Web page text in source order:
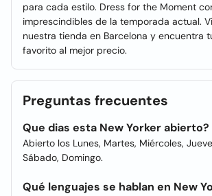
para cada estilo. Dress for the Moment
imprescindibles de la temporada actual.
nuestra tienda en Barcelona y encuentra
favorito al mejor precio.
Preguntas frecuentes
Que dias esta New Yorker abierto?
Abierto los Lunes, Martes, Miércoles,
Sábado, Domingo.
Qué lenguajes se hablan en New